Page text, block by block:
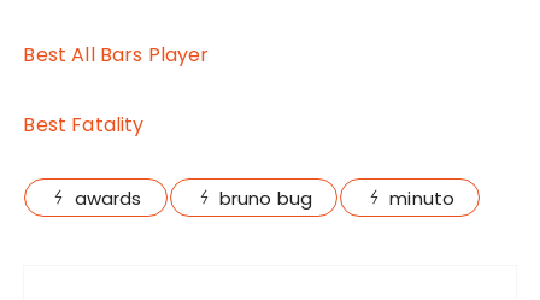
Best All Bars Player
Best Fatality
awards bruno bug minuto